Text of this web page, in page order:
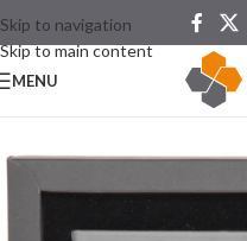
Skip to navigation
Skip to main content
MENU